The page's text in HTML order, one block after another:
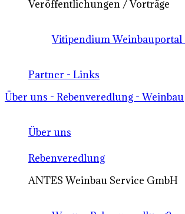
Veröffentlichungen / Vorträge
Vitipendium
Partner - Links
Über uns - Rebenveredlung - Weinbau
Über uns
Rebenveredlung
ANTES Weinbau Service GmbH